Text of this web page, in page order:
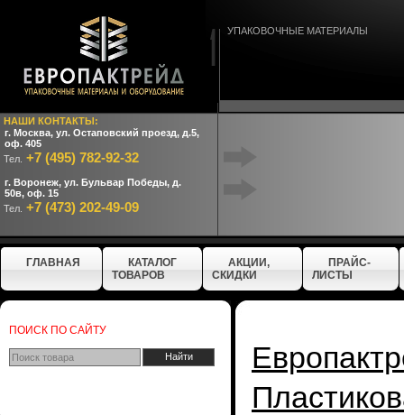
НАШИ КОНТАКТЫ:
г. Москва, ул. Остаповский проезд, д.5,
оф. 405
Тел. +7 (495) 782-92-32
г. Воронеж, ул. Бульвар Победы, д.
50в, оф. 15
Тел. +7 (473) 202-49-09
УПАКОВОЧНЫЕ МАТЕРИАЛЫ
ГЛАВНАЯ
КАТАЛОГ
ТОВАРОВ
АКЦИИ,
СКИДКИ
ПРАЙС-
ЛИСТЫ
ПОИСК ПО САЙТУ